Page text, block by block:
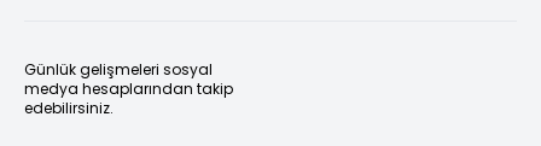
Günlük gelişmeleri sosyal
medya hesaplarından takip
edebilirsiniz.